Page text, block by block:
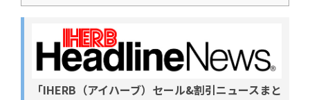
「IHERB（アイハーブ）セール&割引ニュースまと